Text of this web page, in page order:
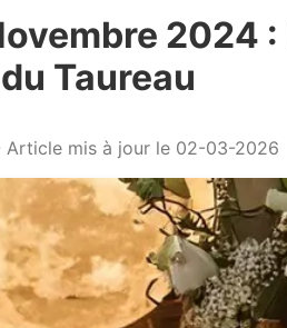
2024
Taureau
Article mis à jour le 02-03-2026